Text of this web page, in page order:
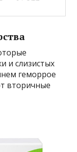
и слизистых
геморрое
вторичные